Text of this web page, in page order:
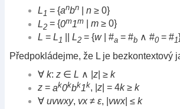
L1 = {anbn n ≥ 0}
L2 = {0m1m m ≥ 0}
L = L1 L2 = {w| #a = #b ∧ #0 = #1
Předpokládejme, že L je bezkontextový
∀ k: z ∈ L ∧ | z | ≥ k
z = ak0kbk1k, | z | = 4k≥ k
∀ uvwxy, vx≠ ε, | vwx| ≤ k